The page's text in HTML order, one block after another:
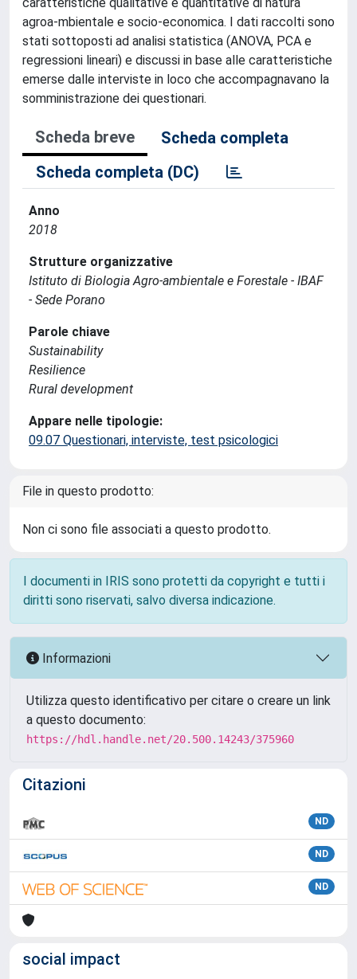
agroa-mbientale e socio-economica. I dati raccolti sono
stati sottoposti ad analisi statistica (ANOVA, PCA e
regressioni lineari) e discussi in base alle caratteristiche
emerse dalle interviste in loco che accompagnavano la
somministrazione dei questionari.
Scheda breve
Scheda completa
Scheda completa (DC)
Anno
2018
Strutture organizzative
Istituto di Biologia Agro-ambientale e Forestale - IBAF
- Sede Porano
Parole chiave
Sustainability
Resilience
Rural development
Appare nelle tipologie:
09.07 Questionari, interviste, test psicologici
File in questo prodotto:
Non ci sono file associati a questo prodotto.
I documenti in IRIS sono protetti da copyright e tutti i
diritti sono riservati, salvo diversa indicazione.
Informazioni
Utilizza questo identificativo per citare o creare un link
a questo documento:
https://hdl.handle.net/20.500.14243/375960
Citazioni
ND
ND
ND
social impact